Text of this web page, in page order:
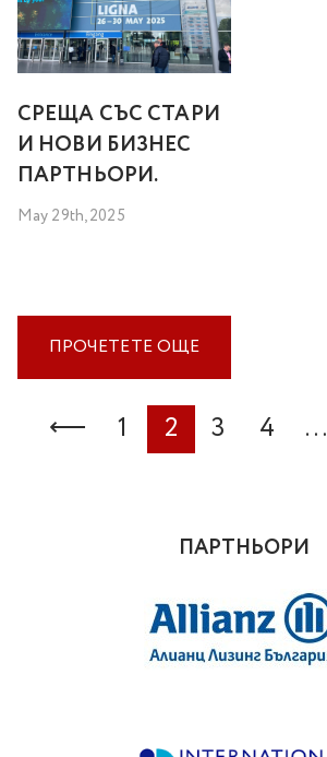
СРЕЩА СЪС СТАРИ
И НОВИ БИЗНЕС
ПАРТНЬОРИ.
May 29th, 2025
ПРОЧЕТЕТЕ ОЩЕ
POSTS
PAGINATION
⟵ 1 2 3 4 …
ПАРТНЬОРИ